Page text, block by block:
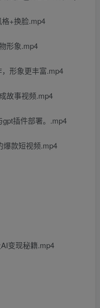
+换脸.mp4
形象.mp4
形象更丰富.mp4
故事视频.mp4
插件部署。.mp4
爆款短视频.mp4
变现秘籍.mp4